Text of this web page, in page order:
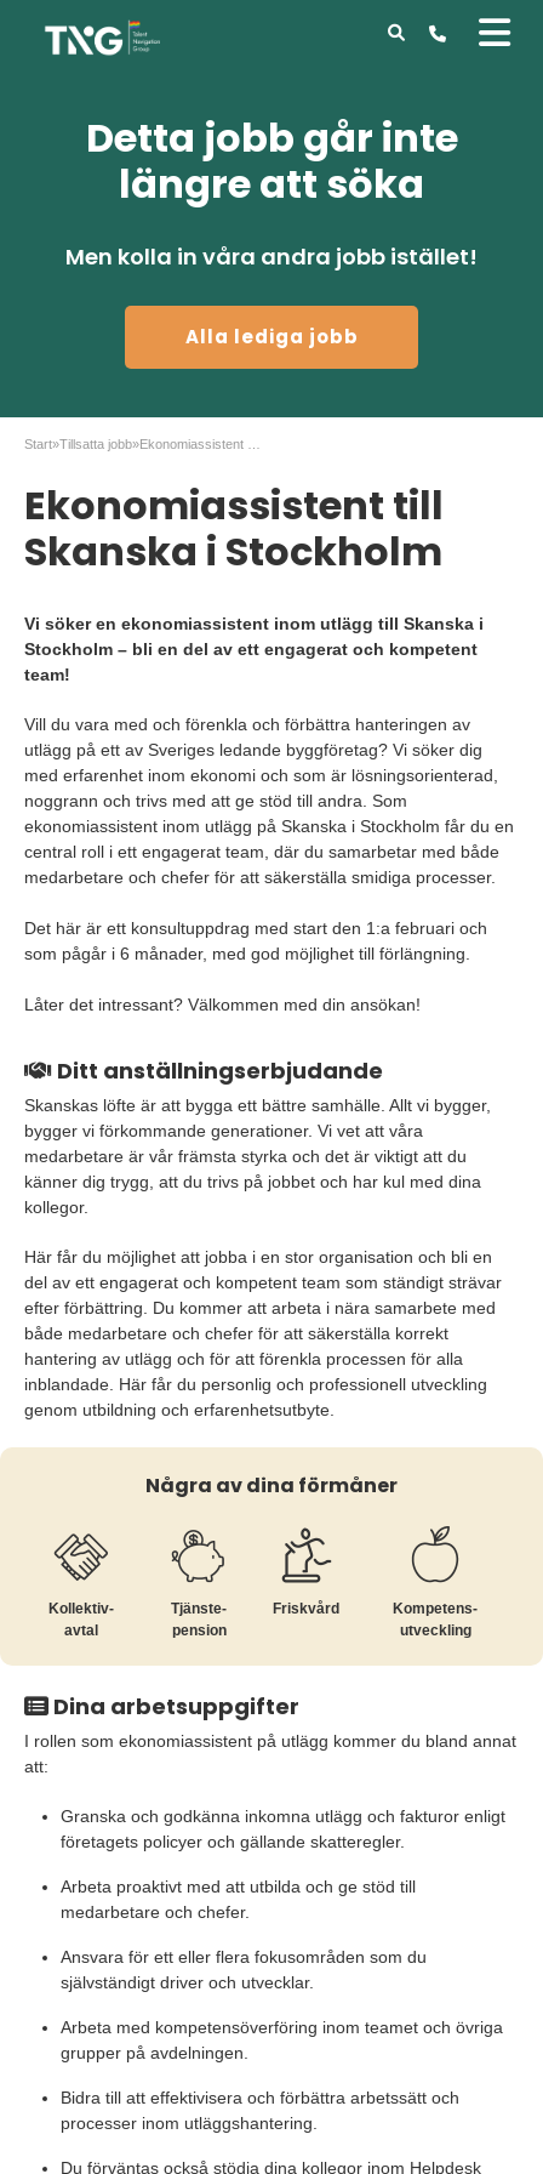
Detta jobb går inte
längre att söka
Men kolla in våra andra jobb istället!
Alla lediga jobb
Start»Tillsatta jobb»
Ekonomiassistent till
Skanska i Stockholm
Vi söker en ekonomiassistent inom utlägg till Skanska i
Stockholm – bli en del av ett engagerat och kompetent
team!
Vill du vara med och förenkla och förbättra hanteringen av
utlägg på ett av Sveriges ledande byggföretag? Vi söker dig
med erfarenhet inom ekonomi och som är lösningsorienterad,
noggrann och trivs med att ge stöd till andra. Som
ekonomiassistent inom utlägg på Skanska i Stockholm får du en
central roll i ett engagerat team, där du samarbetar med både
medarbetare och chefer för att säkerställa smidiga processer.
Det här är ett konsultuppdrag med start den 1:a februari och
som pågår i 6 månader, med god möjlighet till förlängning.
Låter det intressant? Välkommen med din ansökan!
Ditt anställningserbjudande
Skanskas löfte är att bygga ett bättre samhälle. Allt vi bygger,
bygger vi förkommande generationer. Vi vet att våra
medarbetare är vår främsta styrka och det är viktigt att du
känner dig trygg, att du trivs på jobbet och har kul med dina
kollegor.
Här får du möjlighet att jobba i en stor organisation och bli en
del av ett engagerat och kompetent team som ständigt strävar
efter förbättring. Du kommer att arbeta i nära samarbete med
både medarbetare och chefer för att säkerställa korrekt
hantering av utlägg och för att förenkla processen för alla
inblandade. Här får du personlig och professionell utveckling
genom utbildning och erfarenhetsutbyte.
Några av dina förmåner
Kollektiv­
avtal
Tjänste­
pension
Friskvård
Kompetens­
utveckling
Dina arbetsuppgifter
I rollen som ekonomiassistent på utlägg kommer du bland annat
att:
Granska och godkänna inkomna utlägg och fakturor enligt
företagets policyer och gällande skatteregler.
Arbeta proaktivt med att utbilda och ge stöd till
medarbetare och chefer.
Ansvara för ett eller flera fokusområden som du
självständigt driver och utvecklar.
Arbeta med kompetensöverföring inom teamet och övriga
grupper på avdelningen.
Bidra till att effektivisera och förbättra arbetssätt och
processer inom utläggshantering.
Du förväntas också stödja dina kollegor inom Helpdesk